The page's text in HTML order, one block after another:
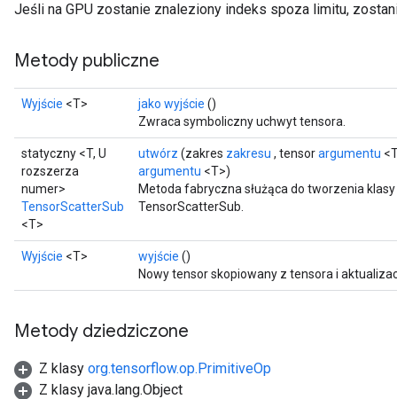
Jeśli na GPU zostanie znaleziony indeks spoza limitu,
Metody publiczne
Wyjście <T> jako wyjście ()
Zwraca symboliczny uchwyt tensora.
statyczny <T, U
rozszerza
numer>
TensorScatterSub
<T>
utwórz (zakres zakresu , tensorargumentu
argumentu <T>)
Metoda fabryczna służąca do tworzenia
TensorScatterSub.
Wyjście <T> wyjście ()
Nowy tensor skopiowany z tensora i
Metody dziedziczone
Z klasy org.tensorflow.op.PrimitiveOp
Z klasy java.lang.Object